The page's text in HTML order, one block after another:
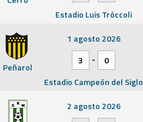
Estadio Luis Tróccoli
Peñarol
1 agosto 2026
3
-
0
Estadio Campeón del Siglo
2 agosto 2026